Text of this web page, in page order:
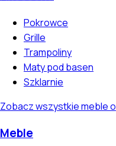
Pokrowce
Grille
Trampoliny
Maty pod basen
Szklarnie
Zobacz wszystkie meble
Meble